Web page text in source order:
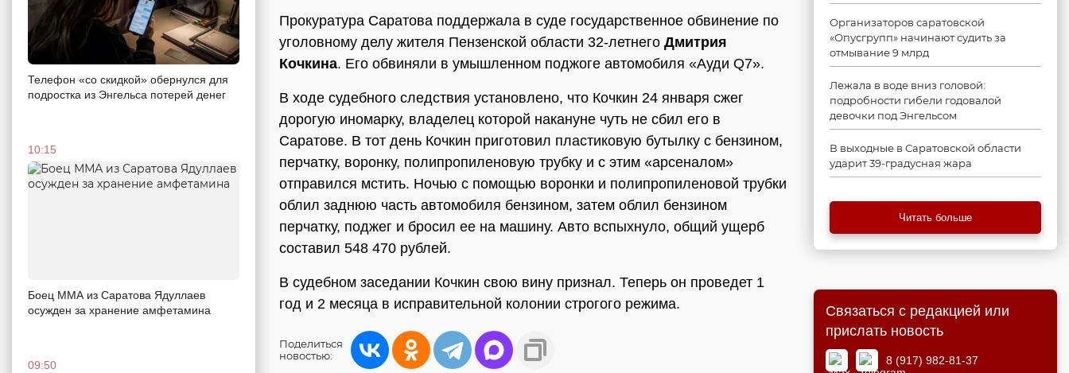
Телефон «со скидкой» обернулся для
подростка из Энгельса потерей денег
10:15
Боец ММА из Саратова Ядуллаев
осужден за хранение амфетамина
09:50
Прокуратура Саратова поддержала в суде государственное обвинение по
уголовному делу жителя Пензенской области 32-летнего Дмитрия
Кочкина. Его обвиняли в умышленном поджоге автомобиля «Ауди Q7».
В ходе судебного следствия установлено, что Кочкин 24 января сжег
дорогую иномарку, владелец которой накануне чуть не сбил его в
Саратове. В тот день Кочкин приготовил пластиковую бутылку с бензином,
перчатку, воронку, полипропиленовую трубку и с этим «арсеналом»
отправился мстить. Ночью с помощью воронки и полипропиленовой трубки
облил заднюю часть автомобиля бензином, затем облил бензином
перчатку, поджег и бросил ее на машину. Авто вспыхнуло, общий ущерб
составил 548 470 рублей.
В судебном заседании Кочкин свою вину признал. Теперь он проведет 1
год и 2 месяца в исправительной колонии строгого режима.
Поделиться
новостью:
Организаторов саратовской
«Опусгрупп» начинают судить за
отмывание 9 млрд
Лежала в воде вниз головой:
подробности гибели годовалой
девочки под Энгельсом
В выходные в Саратовской области
ударит 39-градусная жара
Читать больше
Связаться с редакцией или
прислать новость
8 (917) 982-81-37